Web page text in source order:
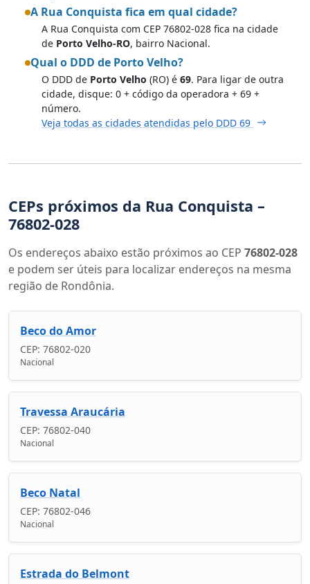
A Rua Conquista fica em qual cidade?
A Rua Conquista com CEP 76802-028 fica na cidade
de Porto Velho-RO, bairro Nacional.
Qual o DDD de Porto Velho?
O DDD de Porto Velho (RO) é 69. Para ligar de outra
cidade, disque: 0 + código da operadora + 69 +
número.
Veja todas as cidades atendidas pelo DDD 69
CEPs próximos da Rua Conquista –
76802-028
Os endereços abaixo estão próximos ao CEP 76802-028
e podem ser úteis para localizar endereços na mesma
região de Rondônia.
Beco do Amor
CEP: 76802-020
Nacional
Travessa Araucária
CEP: 76802-040
Nacional
Beco Natal
CEP: 76802-046
Nacional
Estrada do Belmont